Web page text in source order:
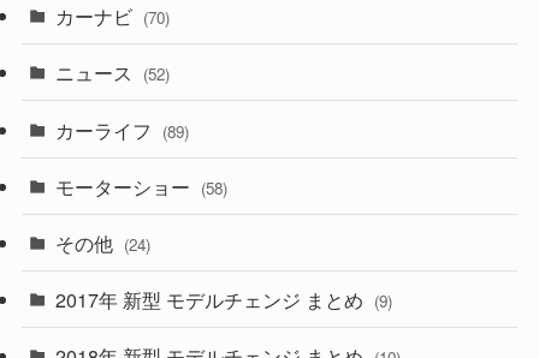
(50)
(43)
(6)
(9)
(4)
(58)
(28)
(27)
(26)
(33)
(1) (5)
カーナビ (70)
ニュース (52)
カーライフ (89)
モーターショー (58)
その他 (24)
2017年 新型 モデルチェンジ まとめ (9)